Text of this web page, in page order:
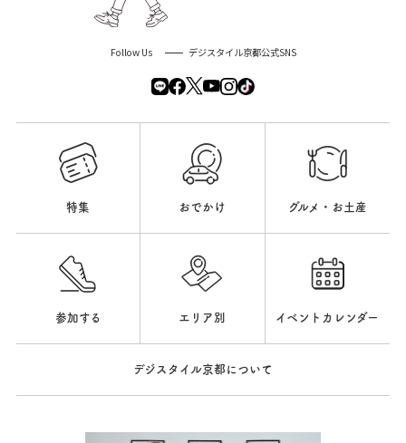
Follow Us デジスタイル京都公式SNS
特集 おでかけ グルメ・お土産
参加する エリア別 イベントカレンダー
デジスタイル京都について